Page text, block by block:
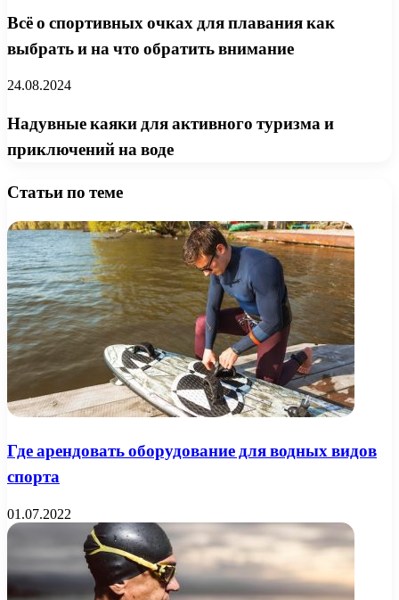
Всё о спортивных очках для плавания как
выбрать и на что обратить внимание
24.08.2024
Надувные каяки для активного туризма и
приключений на воде
Статьи по теме
Где арендовать оборудование для водных видов
спорта
01.07.2022